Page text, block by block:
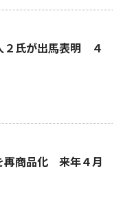
氏が出馬表明 ４
商品化 来年４月